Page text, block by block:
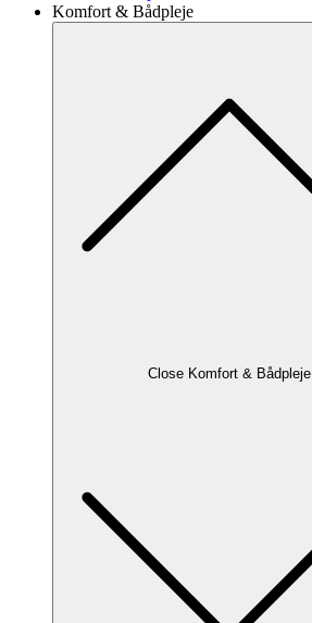
Komfort & Bådpleje
Close Komfort & Bådpleje